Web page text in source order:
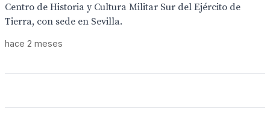
Centro de Historia y Cultura Militar Sur del Ejército de
Tierra, con sede en Sevilla.
hace 2 meses